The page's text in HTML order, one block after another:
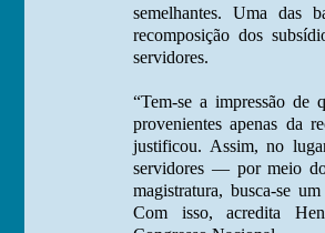
semelhantes. Uma das
recomposição dos
servidores.
“Tem-se a impressão de
provenientes apenas da
justificou. Assim, no
servidores — por meio
magistratura, busca-se
Com isso, acredita